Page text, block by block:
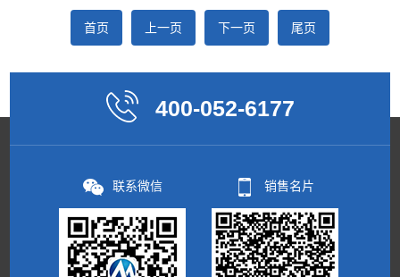
首页 上一页 下一页 尾页
400-052-6177
联系微信 销售名片